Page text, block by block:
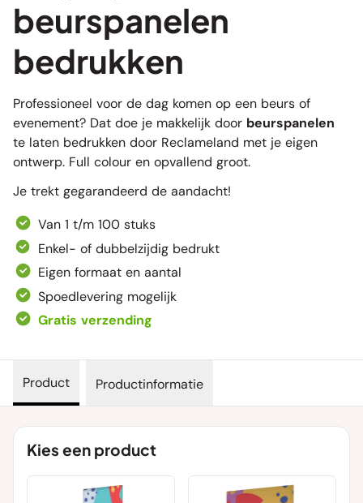
beurspanelen
bedrukken
Professioneel voor de dag komen op een beurs of
evenement? Dat doe je makkelijk door beurspanelen
te laten bedrukken door Reclameland met je eigen
ontwerp. Full colour en opvallend groot.
Je trekt gegarandeerd de aandacht!
Van 1 t/m 100 stuks
Enkel- of dubbelzijdig bedrukt
Eigen formaat en aantal
Spoedlevering mogelijk
Gratis verzending
Product Productinformatie
Kies een product